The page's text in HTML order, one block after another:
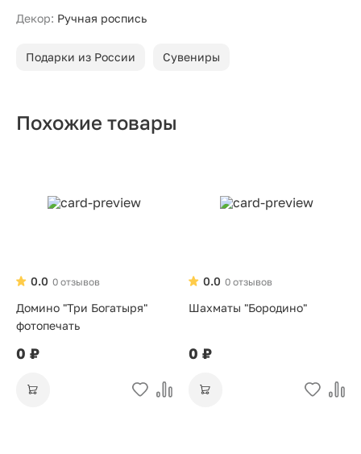
Декор: Ручная роспись
Подарки из России Сувениры
Похожие товары
0 отзывов
0.0
Домино "Три Богатыря"
фотопечать
0 ₽
0 отзывов
0.0
Шахматы "Бородино"
0 ₽